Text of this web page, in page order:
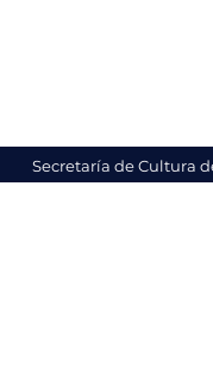
Secretaría de Cultura